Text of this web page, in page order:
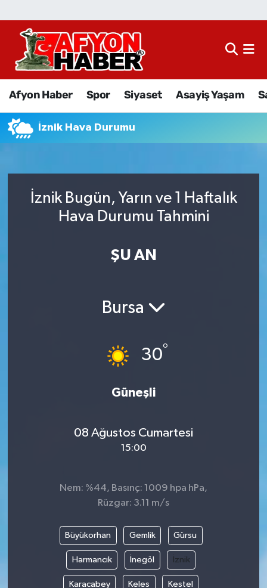
Afyon Haber Spor Siyaset Asayiş Yaşam
İznik Hava Durumu
İznik Bugün, Yarın ve 1 Haftalık
Hava Durumu Tahmini
ŞU AN
Bursa
30°
Güneşli
08 Ağustos Cumartesi
15:00
Nem: %44, Basınç: 1009 hpa hPa,
Rüzgar: 3.11 m/s
Büyükorhan Gemlik Gürsu
Harmancık İnegöl İznik
Karacabey Keles Kestel
Afyon Haber
Asayiş Yaşam
Eğitim